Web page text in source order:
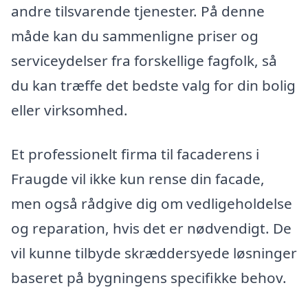
andre tilsvarende tjenester. På denne
måde kan du sammenligne priser og
serviceydelser fra forskellige fagfolk, så
du kan træffe det bedste valg for din bolig
eller virksomhed.
Et professionelt firma til facaderens i
Fraugde vil ikke kun rense din facade,
men også rådgive dig om vedligeholdelse
og reparation, hvis det er nødvendigt. De
vil kunne tilbyde skræddersyede løsninger
baseret på bygningens specifikke behov.